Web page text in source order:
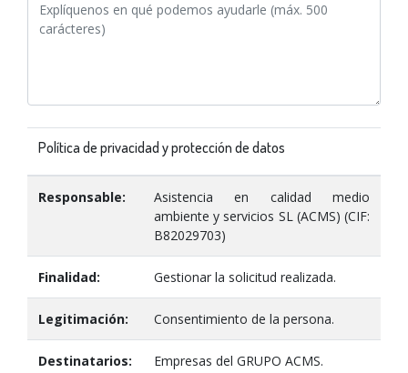
Política de privacidad y protección de datos
Responsable:
Asistencia en calidad medio
ambiente y servicios SL (ACMS) (CIF:
B82029703)
Finalidad: Gestionar la solicitud realizada.
Legitimación: Consentimiento de la persona.
Destinatarios: Empresas del GRUPO ACMS.